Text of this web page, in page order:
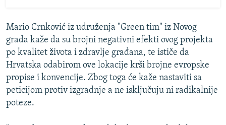
Mario Crnković iz udruženja "Green tim" iz Novog
grada kaže da su brojni negativni efekti ovog projekta
po kvalitet života i zdravlje građana, te ističe da
Hrvatska odabirom ove lokacije krši brojne evropske
propise i konvencije. Zbog toga će kaže nastaviti sa
peticijom protiv izgradnje a ne isključuju ni radikalnije
poteze.